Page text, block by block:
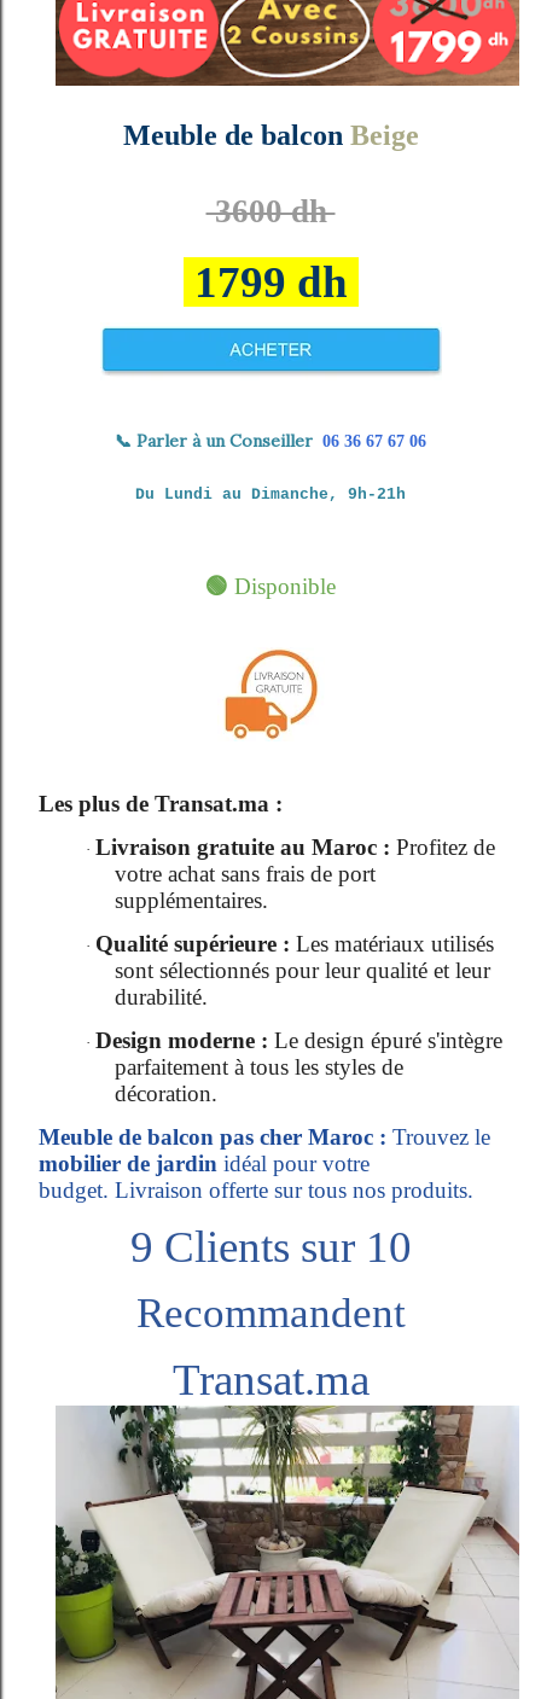
Meuble de balcon Beige
3600 dh
1799 dh
📞 Parler à un Conseiller 06 36 67 67 06
Du Lundi au Dimanche, 9h-21h
🟢 Disponible
Les plus de Transat.ma :
· Livraison gratuite au Maroc : Profitez de
votre achat sans frais de port
supplémentaires.
· Qualité supérieure : Les matériaux utilisés
sont sélectionnés pour leur qualité et leur
durabilité.
· Design moderne : Le design épuré s'intègre
parfaitement à tous les styles de
décoration.
Meuble de balcon pas cher Maroc : Trouvez le
mobilier de jardin idéal pour votre
budget. Livraison offerte sur tous nos produits.
9 Clients sur 10
Recommandent
Transat.ma